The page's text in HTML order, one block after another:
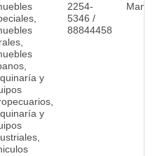
y
y
2254-
5346 /
88844458